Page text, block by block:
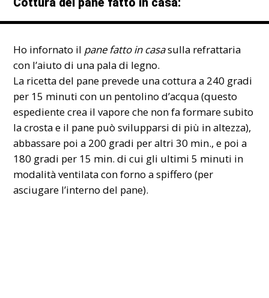
Ho infornato il pane fatto in casasulla refrattaria
con l’aiuto di una pala di legno.
La ricetta del pane prevede una cottura a 240 gradi
per 15 minuti con un pentolino d’acqua (questo
espediente crea il vapore che non fa formare subito
la crosta e il pane può svilupparsi di più in altezza),
abbassare poi a 200 gradi per altri 30 min., e poi a
180 gradi per 15 min. di cui gli ultimi 5 minuti in
modalità ventilata con forno a spiffero (per
asciugare l’interno del pane).